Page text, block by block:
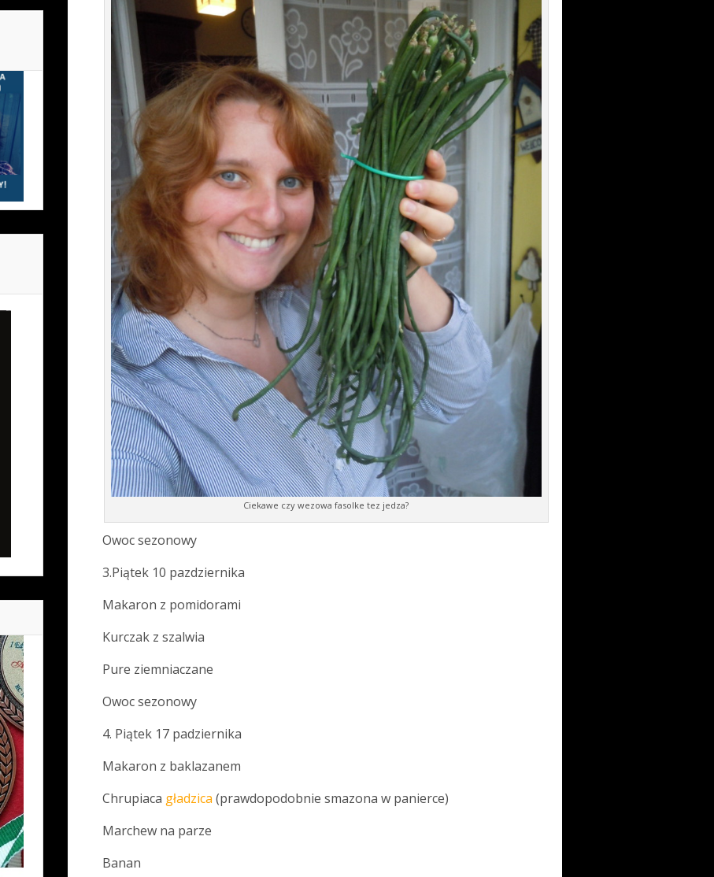
Ciekawe czy wezowa fasolke tez jedza?
Owoc sezonowy
3.Piątek 10 pazdziernika
Makaron z pomidorami
Kurczak z szalwia
Pure ziemniaczane
Owoc sezonowy
4. Piątek 17 padziernika
Makaron z baklazanem
Chrupiaca gładzica (prawdopodobnie smazona w panierce)
Marchew na parze
Banan